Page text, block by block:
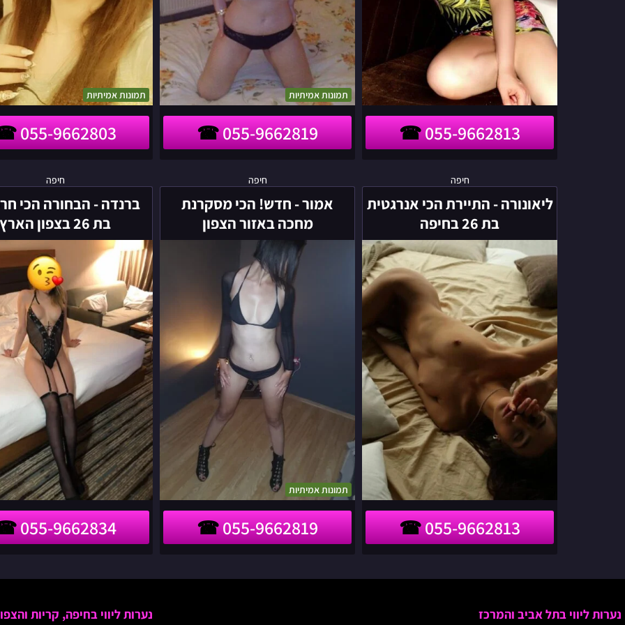
055-9662813
תמונות אמיתיות
055-9662819
תמונות אמיתיות
055-9662803
חיפה
ליאונורה - התיירת הכי אנרגטית
בת 26 בחיפה
055-9662813
ליאונורה
-
התיירת
הכי
אנרגטית
בת
26
בחיפה
חיפה
אמור - חדש! הכי מסקרנת
מחכה באזור הצפון
תמונות אמיתיות
055-9662819
אמור
-
חדש!
הכי
מסקרנת
מחכה
באזור
הצפון
חיפה
ברנדה - הבחורה הכי
בת 26 בצפון הארץ
055-9662834
ברנדה
-
הבחורה
הכי
חרמנית
בת
26
בצפון
הארץ
נערות ליווי בתל אביב והמרכז נערות ליווי בחיפה, קריות